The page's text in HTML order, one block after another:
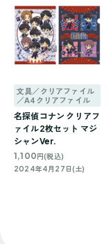
文具／クリアファイル
／A4クリアファイル
名探偵コナン クリアフ
ァイル2枚セット マジ
シャンVer.
1,100円(税込)
2024年4月27日(土)